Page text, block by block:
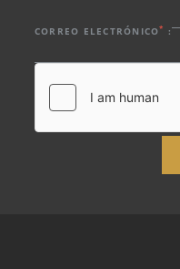
CORREO ELECTRÓNICO* :